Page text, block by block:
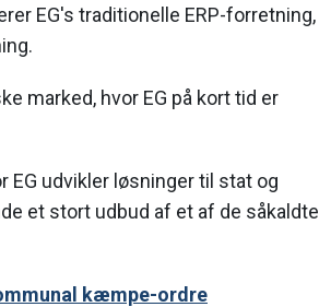
EG's traditionelle ERP-forretning,
marked, hvor EG på kort tid er
EG udvikler løsninger til stat og
et stort udbud af et af de såkaldte
kæmpe-ordre